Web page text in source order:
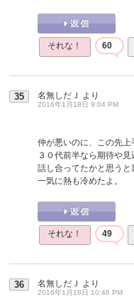
それな！ 60
35 名無しだＪ より
2016年1月18日 9:04 PM
仲が悪いのに、この先上
３０代前半なら期待や
話し合ってたかと思うと
一気に熱も冷めたよ。
それな！ 49
36 名無しだＪ より
2016年1月18日 10:46 PM